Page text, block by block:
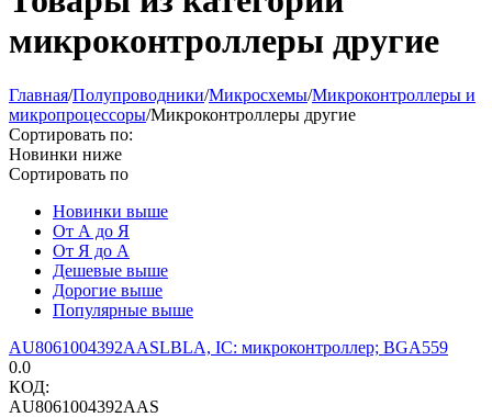
микроконтроллеры другие
Главная/Полупроводники/Микросхемы/Микроконтроллеры и
микропроцессоры/Микроконтроллеры другие
Сортировать по:
Новинки ниже
Сортировать по
Новинки выше
От А до Я
От Я до А
Дешевые выше
Дорогие выше
Популярные выше
AU8061004392AASLBLA, IC: микроконтроллер; BGA559
0.0
КОД:
AU8061004392AAS